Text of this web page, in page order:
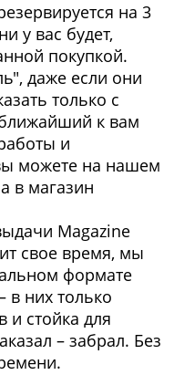
на 3
у вас будет,
покупкой.
даже если они
только с
к вам
и
можете на нашем
в магазин
Magazine
свое время, мы
формате
в них только
и стойка для
– забрал. Без